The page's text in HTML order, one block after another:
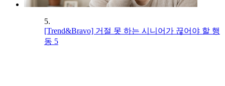
5.
[Trend&Bravo] 거절 못 하는 시니어가 끊어야 할 행
동 5